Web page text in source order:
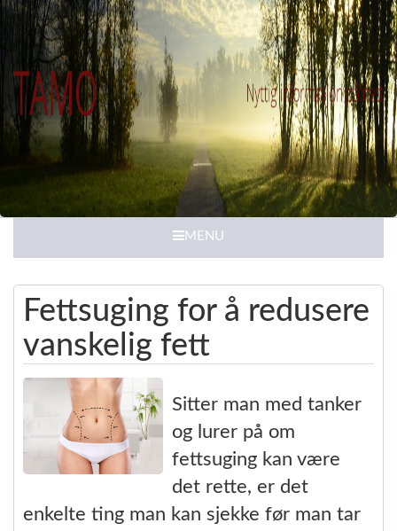
MENU
Fettsuging for å redusere
vanskelig fett
Sitter man med tanker
og lurer på om
fettsuging kan være
det rette, er det
enkelte ting man kan sjekke før man tar